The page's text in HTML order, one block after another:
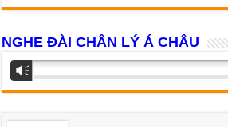
NGHE ĐÀI CHÂN LÝ Á CHÂU
Trình
phát
âm
Vm